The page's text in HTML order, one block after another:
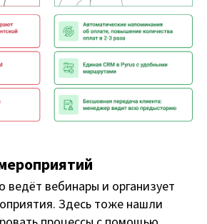
ведёт вебинары и организует
Здесь тоже нашли